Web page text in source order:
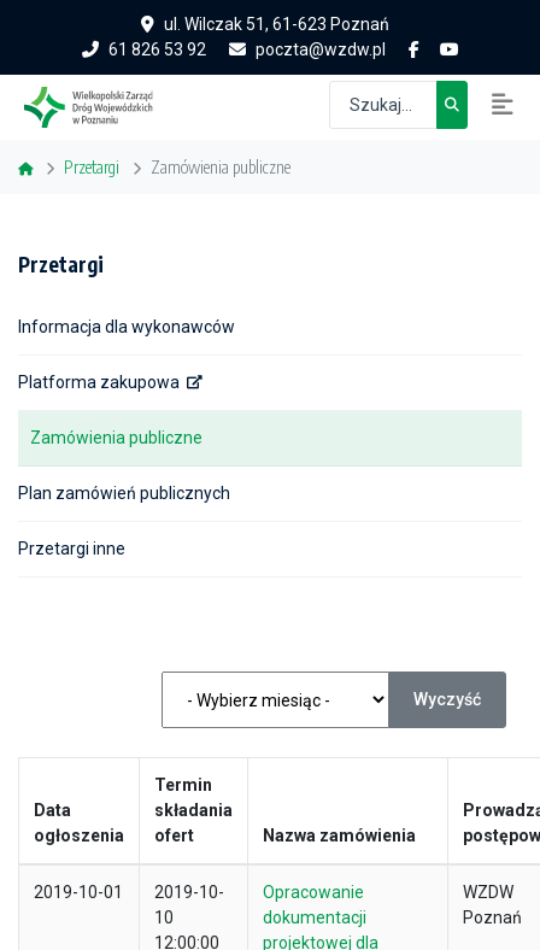
ul. Wilczak 51, 61-623 Poznań
61 826 53 92
poczta@wzdw.pl
Przetargi Zamówienia publiczne
Przetargi
Informacja dla wykonawców
Platforma zakupowa
Zamówienia publiczne
Plan zamówień publicznych
Przetargi inne
Wyczyść
Data
ogłoszenia
Termin
składania
ofert
Nazwa zamówienia
2019-10-01
2019-10-
10
12:00:00
Opracowanie
dokumentacji
projektowej dla
WZDW
Poznań